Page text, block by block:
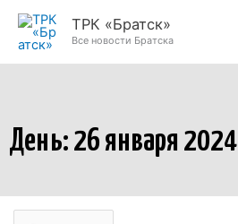
Перейти
ТРК «Братск»
Все новости Братска
День: 26 января 2024